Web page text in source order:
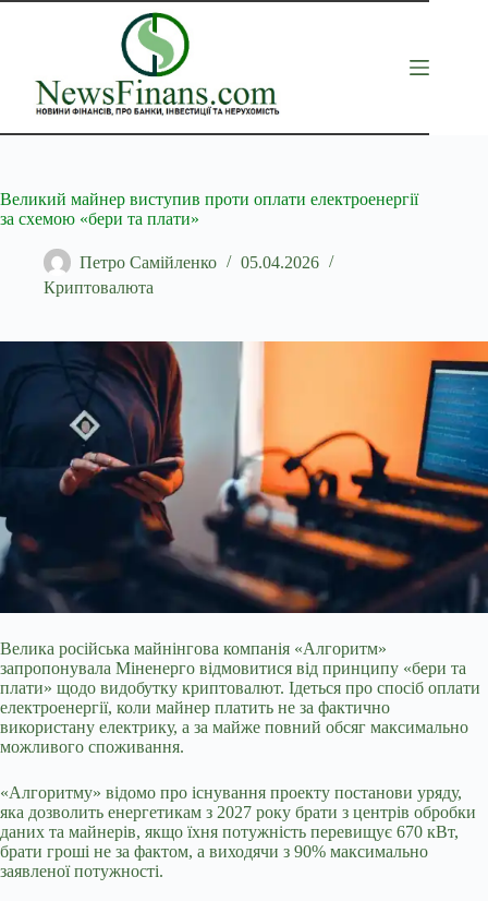
Перейти
Великий майнер виступив проти оплати електроенергії
за схемою «бери та плати»
Петро Самійленко
05.04.2026
Криптовалюта
Велика російська майнінгова компанія «Алгоритм»
запропонувала Міненерго відмовитися від принципу «бери та
плати» щодо видобутку криптовалют. Ідеться про спосіб оплати
електроенергії, коли майнер платить не за фактично
використану електрику, а за майже повний обсяг максимально
можливого споживання.
«Алгоритму» відомо про існування проекту постанови уряду,
яка дозволить енергетикам з 2027 року брати з центрів обробки
даних та майнерів, якщо їхня потужність перевищує 670 кВт,
брати гроші не за фактом, а виходячи з 90% максимально
заявленої потужності.